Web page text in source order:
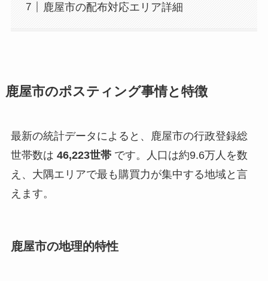
鹿屋市の配布対応エリア詳細
鹿屋市のポスティング事情と特徴
最新の統計データによると、鹿屋市の行政登録総
世帯数は 46,223世帯です。人口は約9.6万人を数
え、大隅エリアで最も購買力が集中する地域と言
えます。
鹿屋市の地理的特性